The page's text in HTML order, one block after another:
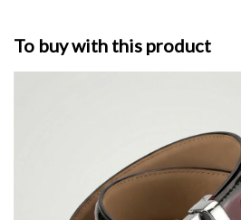
To buy with this product